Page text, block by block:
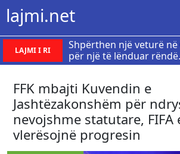
lajmi.net
LAJMI I RI
Shpërthen një veturë
për një të lënduar
FFK mbajti Kuvendin e
Jashtëzakonshëm për
nevojshme statutare, FIFA
vlerësojnë progresin